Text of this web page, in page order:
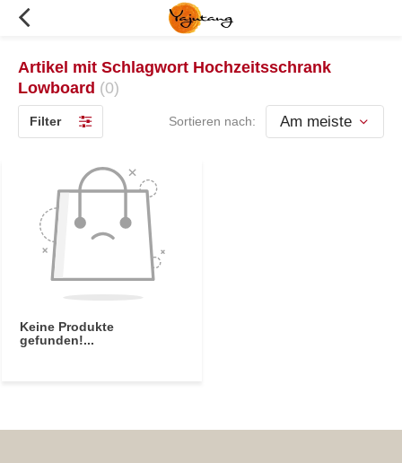
Artikel mit Schlagwort Hochzeitsschrank
Lowboard (0)
Filter Sortieren nach:
Keine Produkte
gefunden!...